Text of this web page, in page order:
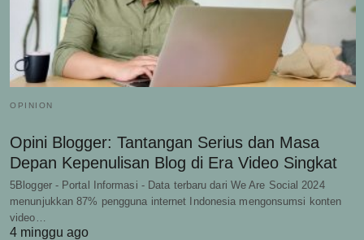
OPINION
Opini Blogger: Tantangan Serius dan Masa
Depan Kepenulisan Blog di Era Video Singkat
5Blogger - Portal Informasi - Data terbaru dari We Are Social 2024
menunjukkan 87% pengguna internet Indonesia mengonsumsi konten
video…
4 minggu ago